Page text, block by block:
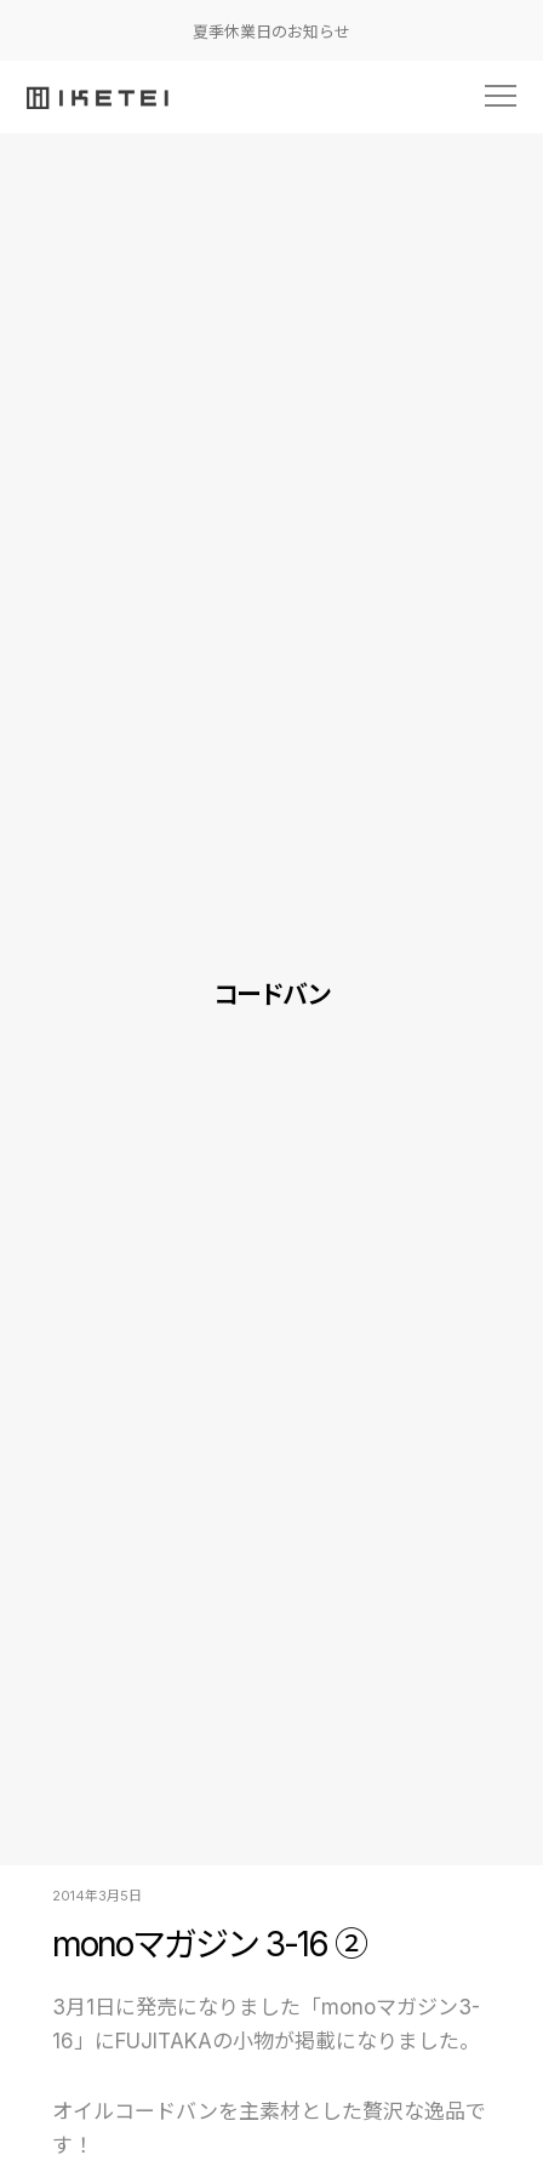
夏季休業日のお知らせ
コードバン
2014年3月5日
monoマガジン 3-16 ②
3月1日に発売になりました「monoマガジン3-
16」にFUJITAKAの小物が掲載になりました。
オイルコードバンを主素材とした贅沢な逸品で
す！